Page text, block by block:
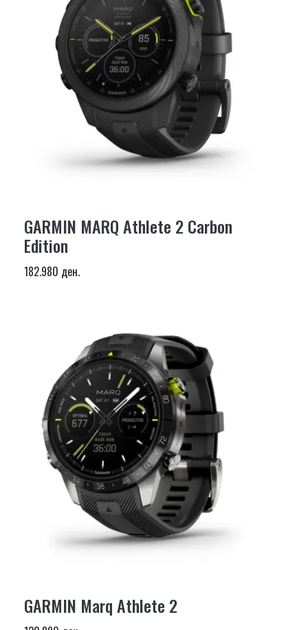
GARMIN MARQ Athlete 2 Carbon
Edition
182.980 ден.
GARMIN Marq Athlete 2